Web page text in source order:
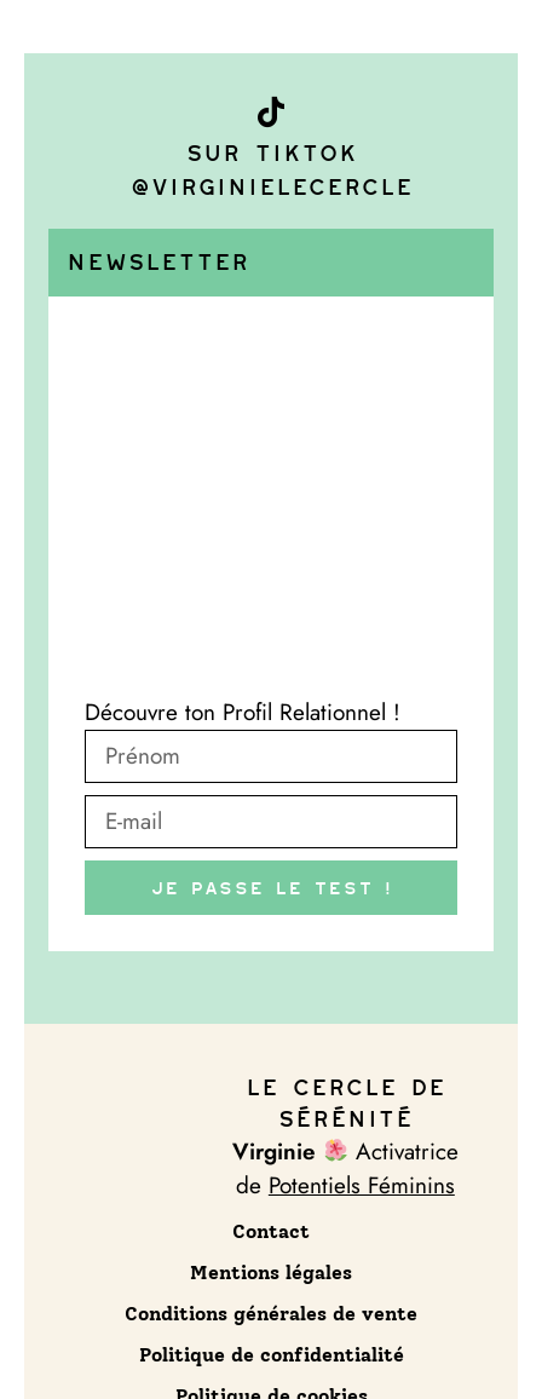
Sur TikTok
@virginielecercle
Newsletter
Découvre ton Profil Relationnel !
Je passe le test !
Le Cercle de
Sérénité
Virginie
Activatrice
de Potentiels Féminins
Contact
Mentions légales
Conditions générales de vente
Politique de confidentialité